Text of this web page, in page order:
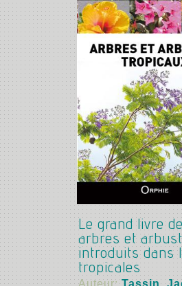
Le grand livre
arbres et
introduits dans
tropicales
Auteur:Tassin,